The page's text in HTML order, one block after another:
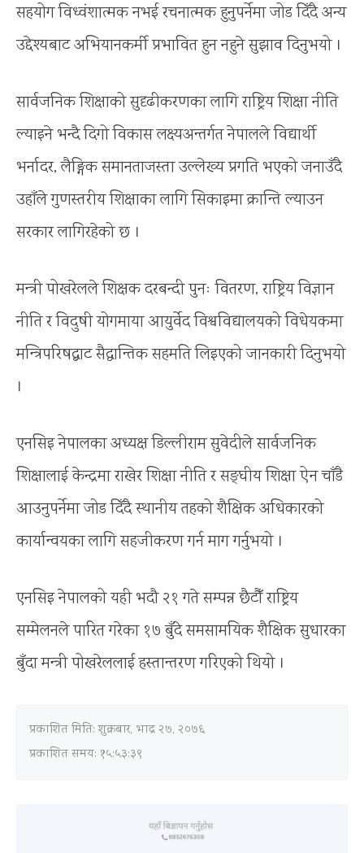
सहयोग विध्वंशात्मक नभई रचनात्मक हुनुपर्नेमा जोड दिँदै अन्य
उद्देश्यबाट अभियानकर्मी प्रभावित हुन नहुने सुझाव दिनुभयो ।
सार्वजनिक शिक्षाको सुदृढीकरणका लागि राष्ट्रिय शिक्षा नीति
ल्याइने भन्दै दिगो विकास लक्ष्यअन्तर्गत नेपालले विद्यार्थी
भर्नादर, लैङ्गिक समानताजस्ता उल्लेख्य प्रगति भएको जनाउँदै
उहाँले गुणस्तरीय शिक्षाका लागि सिकाइमा क्रान्ति ल्याउन
सरकार लागिरहेको छ ।
मन्त्री पोखरेलले शिक्षक दरबन्दी पुनः वितरण, राष्ट्रिय विज्ञान
नीति र विदुषी योगमाया आयुर्वेद विश्वविद्यालयको विधेयकमा
मन्त्रिपरिषद्बाट सैद्धान्तिक सहमति लिइएको जानकारी दिनुभयो
।
एनसिइ नेपालका अध्यक्ष डिल्लीराम सुवेदीले सार्वजनिक
शिक्षालाई केन्द्रमा राखेर शिक्षा नीति र सङ्घीय शिक्षा ऐन चाँडै
आउनुपर्नेमा जोड दिँदै स्थानीय तहको शैक्षिक अधिकारको
कार्यान्वयका लागि सहजीकरण गर्न माग गर्नुभयो ।
एनसिइ नेपालको यही भदौ २१ गते सम्पन्न छैटौँ राष्ट्रिय
सम्मेलनले पारित गरेका १७ बुँदे समसामयिक शैक्षिक सुधारका
बुँदा मन्त्री पोखरेललाई हस्तान्तरण गरिएको थियो ।
प्रकाशित मिति:शुक्रबार, भाद्र २७, २०७६
प्रकाशित समय: १५:५३:३९